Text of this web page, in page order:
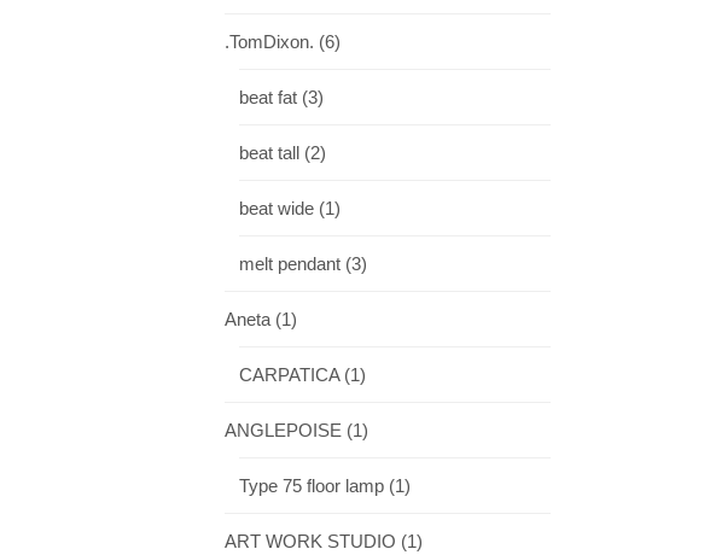
.TomDixon. (6)
beat fat (3)
beat tall (2)
beat wide (1)
melt pendant (3)
Aneta (1)
CARPATICA(1)
ANGLEPOISE (1)
Type 75 floor lamp (1)
ART WORK STUDIO (1)